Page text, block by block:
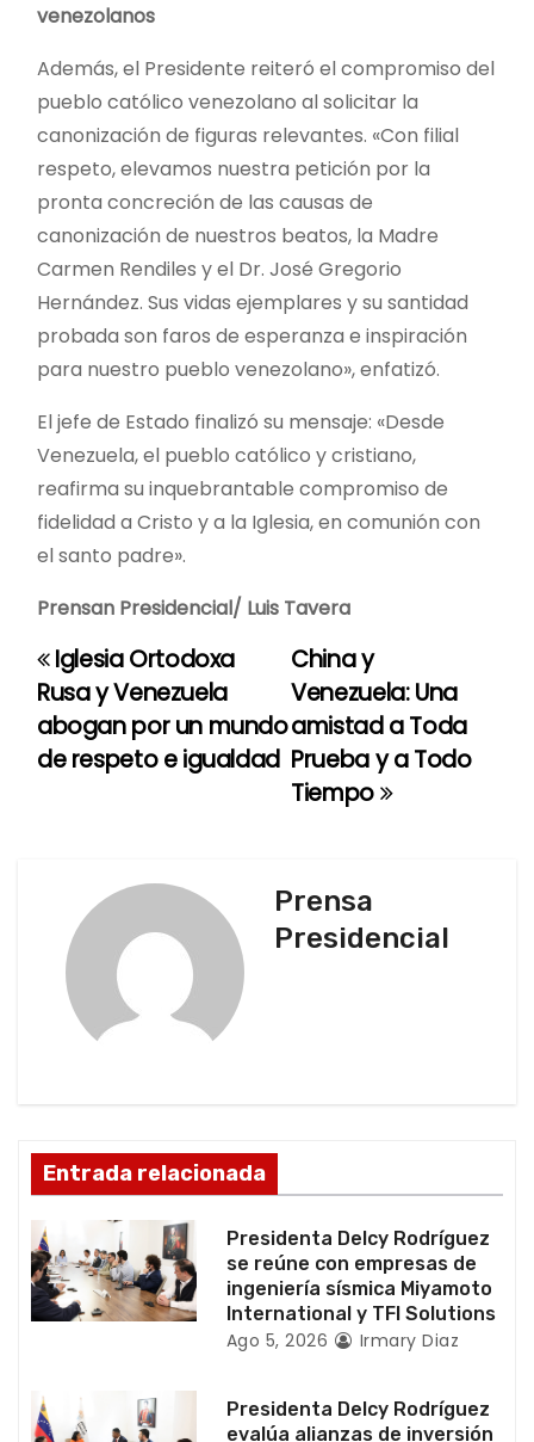
venezolanos
Además, el Presidente reiteró el compromiso del
pueblo católico venezolano al solicitar la
canonización de figuras relevantes. «Con filial
respeto, elevamos nuestra petición por la
pronta concreción de las causas de
canonización de nuestros beatos, la Madre
Carmen Rendiles y el Dr. José Gregorio
Hernández. Sus vidas ejemplares y su santidad
probada son faros de esperanza e inspiración
para nuestro pueblo venezolano», enfatizó.
El jefe de Estado finalizó su mensaje: «Desde
Venezuela, el pueblo católico y cristiano,
reafirma su inquebrantable compromiso de
fidelidad a Cristo y a la Iglesia, en comunión con
el santo padre».
Prensan Presidencial/ Luis Tavera
N
a
v
d
e
e
n
r
China y
Venezuela: Una
amistad a Toda
Prueba y a Todo
Tiempo
Iglesia Ortodoxa
Rusa y Venezuela
abogan por un mundo
de respeto e igualdad
Prensa
Presidencial
Entrada relacionada
Presidenta Delcy Rodríguez
se reúne con empresas de
ingeniería sísmica Miyamoto
International y TFI Solutions
Ago 5, 2026 Irmary Diaz
Presidenta Delcy Rodríguez
evalúa alianzas de inversión